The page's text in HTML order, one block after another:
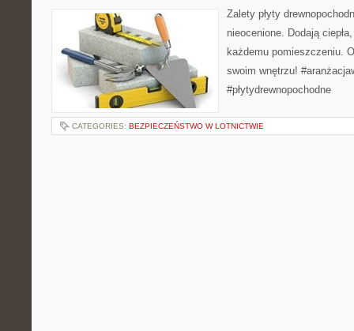
Zalety płyty
nieocenione. Dodają
każdemu pomieszczeniu.
swoim wnętrzu!
#płytydrewnopochodne
CATEGORIES: BEZPIECZEŃSTWO W LOTNICTWIE